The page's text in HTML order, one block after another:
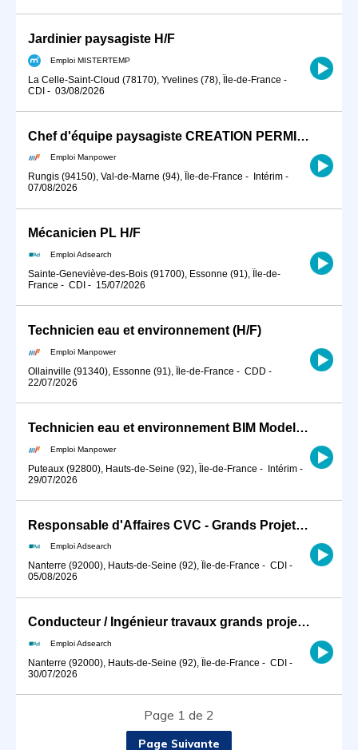
Jardinier paysagiste H/F
Emploi MISTERTEMP
La Celle-Saint-Cloud (78170), Yvelines (78), Île-de-France -
CDI - 03/08/2026
Chef d'équipe paysagiste CREATION PERMIS B (H/F)
Emploi Manpower
Rungis (94150), Val-de-Marne (94), Île-de-France - Intérim -
07/08/2026
Mécanicien PL H/F
Emploi Adsearch
Sainte-Geneviève-des-Bois (91700), Essonne (91), Île-de-
France - CDI - 15/07/2026
Technicien eau et environnement (H/F)
Emploi Manpower
Ollainville (91340), Essonne (91), Île-de-France - CDD -
22/07/2026
Technicien eau et environnement BIM Modeleur (H/F)
Emploi Manpower
Puteaux (92800), Hauts-de-Seine (92), Île-de-France - Intérim -
29/07/2026
Responsable d'Affaires CVC - Grands Projets (H/F)
Emploi Adsearch
Nanterre (92000), Hauts-de-Seine (92), Île-de-France - CDI -
05/08/2026
Conducteur / Ingénieur travaux grands projets CVC H/F CDI Nanterre
Emploi Adsearch
Nanterre (92000), Hauts-de-Seine (92), Île-de-France - CDI -
30/07/2026
Page 1 de 2
Page Suivante